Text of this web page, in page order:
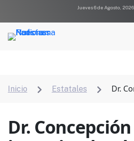
Jueves 6 de Agosto, 2026
Inicio  Estatales 
Dr.
Dr.